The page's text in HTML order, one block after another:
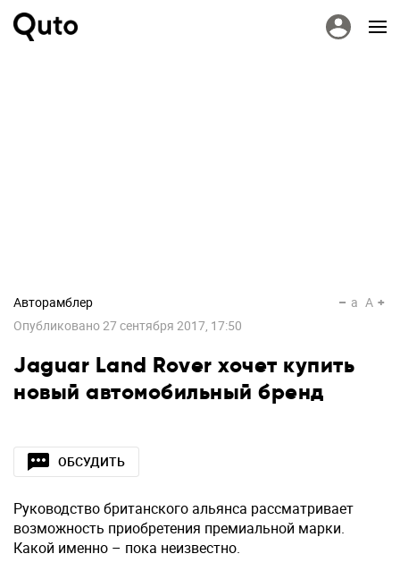
Авторамблер
Опубликовано27 сентября 2017, 17:50
a A
Jaguar Land Rover хочет купить
новый автомобильный бренд
ОБСУДИТЬ
Руководство британского альянса рассматривает
возможность приобретения премиальной марки.
Какой именно – пока неизвестно.